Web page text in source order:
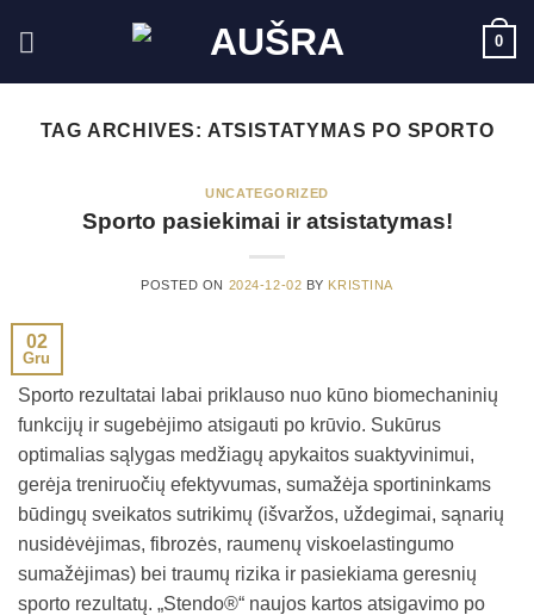
0
TAG ARCHIVES: ATSISTATYMAS PO SPORTO
UNCATEGORIZED
Sporto pasiekimai ir atsistatymas!
POSTED ON 2024-12-02 BY KRISTINA
02
Gru
Sporto rezultatai labai priklauso nuo kūno biomechaninių
funkcijų ir sugebėjimo atsigauti po krūvio. Sukūrus
optimalias sąlygas medžiagų apykaitos suaktyvinimui,
gerėja treniruočių efektyvumas, sumažėja sportininkams
būdingų sveikatos sutrikimų (išvaržos, uždegimai, sąnarių
nusidėvėjimas, fibrozės, raumenų viskoelastingumo
sumažėjimas) bei traumų rizika ir pasiekiama geresnių
sporto rezultatų. „Stendo®“ naujos kartos atsigavimo po